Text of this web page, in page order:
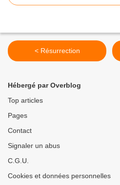
< Résurrection
Hébergé par Overblog
Top articles
Pages
Contact
Signaler un abus
C.G.U.
Cookies et données personnelles